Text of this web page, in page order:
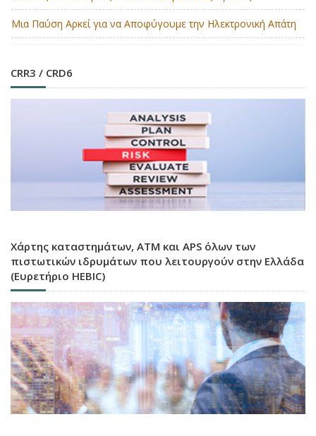
Μια Παύση Αρκεί για να Αποφύγουμε την Ηλεκτρονική Απάτη
CRR3 / CRD6
Χάρτης καταστημάτων, ATM και APS όλων των
πιστωτικών ιδρυμάτων που λειτουργούν στην Ελλάδα
(Ευρετήριο HEBIC)